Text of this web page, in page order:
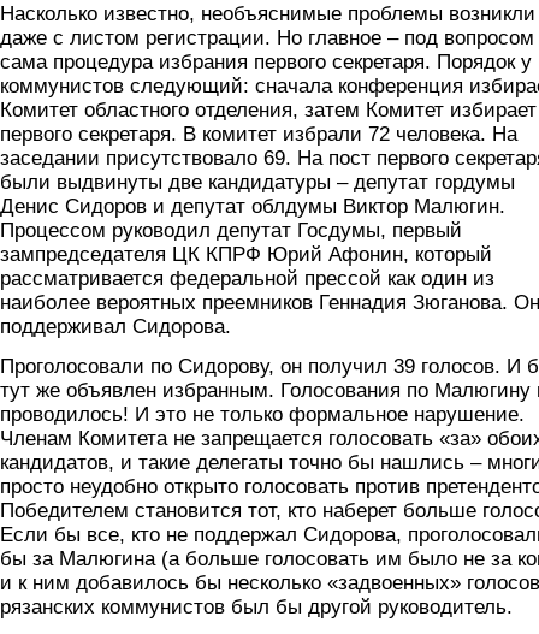
Насколько известно, необъяснимые проблемы возникли
даже с листом регистрации. Но главное – под вопросом
сама процедура избрания первого секретаря. Порядок у
коммунистов следующий: сначала конференция
Комитет областного отделения, затем Комитет избирает
первого секретаря. В комитет избрали 72 человека. На
заседании присутствовало 69. На пост первого
были выдвинуты две кандидатуры – депутат гордумы
Денис Сидоров и депутат облдумы Виктор Малюгин.
Процессом руководил депутат Госдумы, первый
зампредседателя ЦК КПРФ Юрий Афонин, который
рассматривается федеральной прессой как один из
наиболее вероятных преемников Геннадия Зюганова. Он
поддерживал Сидорова.
Проголосовали по Сидорову, он получил 39 голосов. И
тут же объявлен избранным. Голосования по Малюгину
проводилось! И это не только формальное нарушение.
Членам Комитета не запрещается голосовать «за»
кандидатов, и такие делегаты точно бы нашлись –
просто неудобно открыто голосовать против
Победителем становится тот, кто наберет больше
Если бы все, кто не поддержал Сидорова,
бы за Малюгина (а больше голосовать им было не за
и к ним добавилось бы несколько «задвоенных»
рязанских коммунистов был бы другой руководитель.